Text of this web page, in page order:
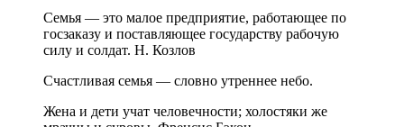
Семья — это малое предприятие, работающее по
госзаказу и поставляющее государству рабочую
силу и солдат. Н. Козлов
Счастливая семья — словно утреннее небо.
Жена и дети учат человечности; холостяки же